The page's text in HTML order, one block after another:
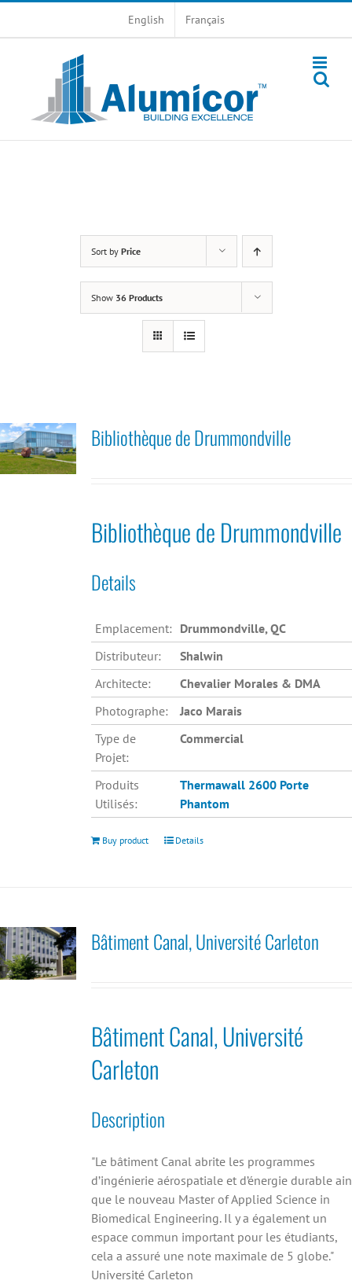
English Français
Sort by Price
Show 36 Products
Bibliothèque de Drummondville
Bibliothèque de Drummondville
Details
Emplacement: Drummondville, QC
Distributeur:
Shalwin
Architecte:
Chevalier Morales & DMA
Photographe:
Jaco Marais
Type de
Projet:
Commercial
Produits
Utilisés:
Thermawall 2600 Porte
Phantom
Buy product Details
Bâtiment Canal, Université Carleton
Bâtiment Canal, Université
Carleton
Description
"Le bâtiment Canal abrite les programmes
d’ingénierie aérospatiale et d’énergie durable
que le nouveau Master of Applied Science in
Biomedical Engineering. Il y a également un
espace commun important pour les étudiants,
cela a assuré une note maximale de 5 globe."
Université Carleton